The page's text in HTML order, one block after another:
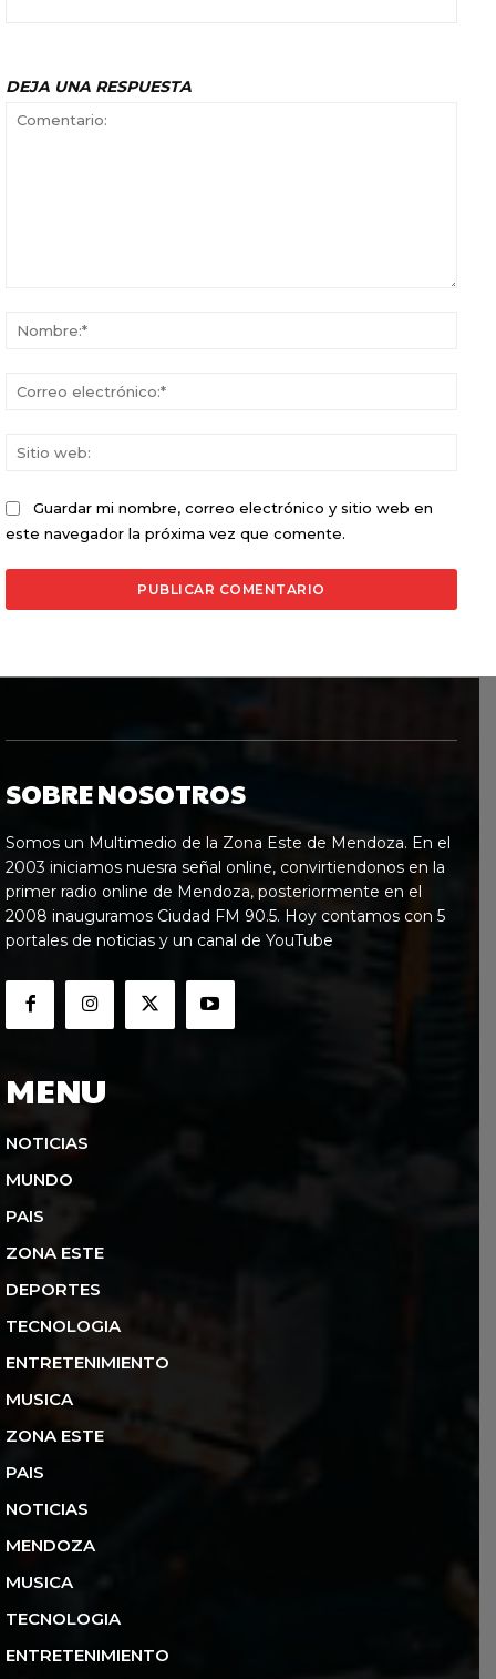
DEJA UNA RESPUESTA
Guardar mi nombre, correo electrónico y sitio web en
este navegador la próxima vez que comente.
SOBRE NOSOTROS
Somos un Multimedio de la Zona Este de Mendoza. En el
2003 iniciamos nuesra señal online, convirtiendonos en la
primer radio online de Mendoza, posteriormente en el
2008 inauguramos Ciudad FM 90.5. Hoy contamos con 5
portales de noticias y un canal de YouTube
MENU
NOTICIAS
MUNDO
PAIS
ZONA ESTE
DEPORTES
TECNOLOGIA
ENTRETENIMIENTO
MUSICA
ZONA ESTE
PAIS
NOTICIAS
MENDOZA
MUSICA
TECNOLOGIA
ENTRETENIMIENTO